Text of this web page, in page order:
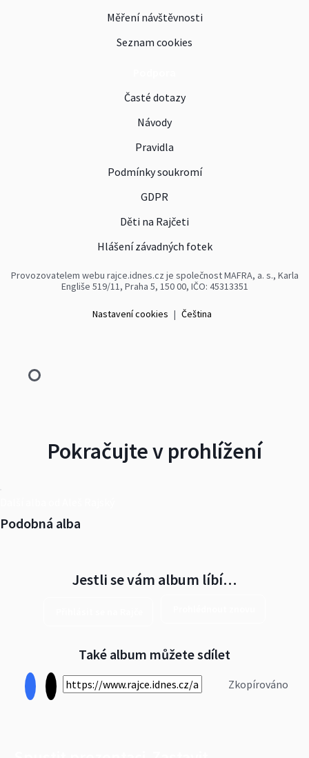
Měření návštěvnosti
Seznam cookies
Časté dotazy
Návody
Pravidla
Podmínky soukromí
GDPR
Děti na Rajčeti
Hlášení závadných fotek
Provozovatelem webu rajce.idnes.cz je společnost MAFRA, a. s., Karla
Engliše 519/11, Praha 5, 150 00, IČO: 45313351
Nastavení cookies | Čeština
Pokračujte v prohlížení
Podobná alba
Jestli se vám album líbí…
Také album můžete sdílet
Zkopírováno